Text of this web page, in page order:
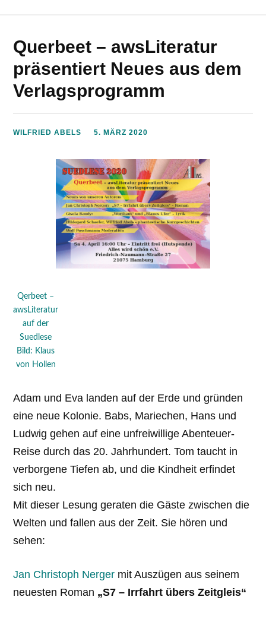
Querbeet – awsLiteratur
präsentiert Neues aus dem
Verlagsprogramm
WILFRIED ABELS 5. MÄRZ 2020
Qerbeet –
awsLiteratur
auf der
Suedlese
Bild: Klaus
von Hollen
Adam und Eva landen auf der Erde und gründen
eine neue Kolonie. Babs, Mariechen, Hans und
Ludwig gehen auf eine unfreiwillige Abenteuer-
Reise durch das 20. Jahrhundert. Tom taucht in
verborgene Tiefen ab, und die Kindheit erfindet
sich neu.
Mit dieser Lesung geraten die Gäste zwischen die
Welten und fallen aus der Zeit. Sie hören und
sehen:
Jan Christoph Nerger mit Auszügen aus seinem
neuesten Roman „S7 – Irrfahrt übers Zeitgleis“